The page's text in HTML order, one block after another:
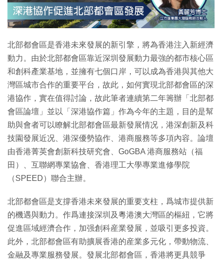
北部都會區是香港未來發展的新引擎，將為香港注入新經濟
動力。由於北部都會區靠近深圳發展動力最強的都市核心區
和創科產業基地，並擁有七個口岸，可以成為香港與其他大
灣區城市合作的重要平台，故此，如何實現北部都會區的深
港協作，實在值得討論，故此筆者連續第二年籌辦「北部都
會區論壇」並以「深港協作篇」作為今年的主題，目的是幫
助與會者可以瞭解北部都會區最新發展情况，港深創新及科
技園發展近况、港深優勢協作、港商服務等多項內容。論壇
由香港菁英會創新科技研究會、GoGBA 港商服務站（福
田）、互聯網專業協會、香港理工大學專業進修學院
（SPEED）聯合主辦。
北部都會區是支撐香港未來發展的重要支柱，爲城市提供新
的機遇與動力。作爲連接深圳及粵港澳大灣區的樞紐，它將
促進區域經濟合作，加强創科産業發展，並吸引更多投資。
此外，北部都會區有助擴展香港的産業多元化，帶動物流、
金融及專業服務發展。發展北部都會區，香港將更具競爭